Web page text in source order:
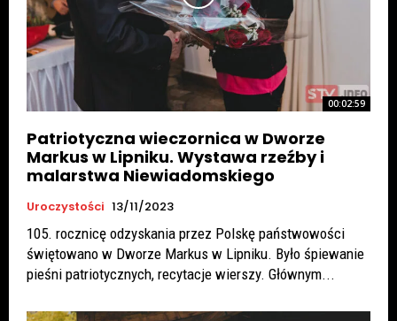
00:02:59
Patriotyczna wieczornica w Dworze
Markus w Lipniku. Wystawa rzeźby i
malarstwa Niewiadomskiego
Uroczystości 13/11/2023
105. rocznicę odzyskania przez Polskę państwowości
świętowano w Dworze Markus w Lipniku. Było śpiewanie
pieśni patriotycznych, recytacje wierszy. Głównym...